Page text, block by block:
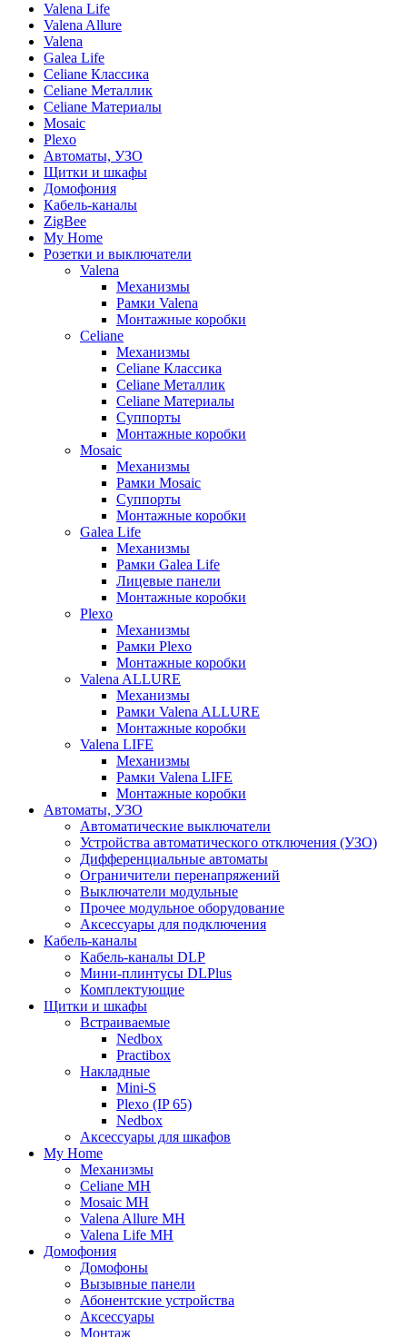
Valena Life
Valena Allure
Valena
Galea Life
Celiane Классика
Celiane Металлик
Celiane Материалы
Mosaic
Plexo
Автоматы, УЗО
Щитки и шкафы
Домофония
Кабель-каналы
ZigBee
My Home
Розетки и выключатели
Valena
Механизмы
Рамки Valena
Монтажные коробки
Celiane
Механизмы
Celiane Классика
Celiane Металлик
Celiane Материалы
Суппорты
Монтажные коробки
Mosaic
Механизмы
Рамки Mosaic
Суппорты
Монтажные коробки
Galea Life
Механизмы
Рамки Galea Life
Лицевые панели
Монтажные коробки
Plexo
Механизмы
Рамки Plexo
Монтажные коробки
Valena ALLURE
Механизмы
Рамки Valena ALLURE
Монтажные коробки
Valena LIFE
Механизмы
Рамки Valena LIFE
Монтажные коробки
Автоматы, УЗО
Автоматические выключатели
Устройства автоматического отключения (УЗО)
Дифференциальные автоматы
Ограничители перенапряжений
Выключатели модульные
Прочее модульное оборудование
Аксессуары для подключения
Кабель-каналы
Кабель-каналы DLP
Мини-плинтусы DLPlus
Комплектующие
Щитки и шкафы
Встраиваемые
Nedbox
Practibox
Накладные
Mini-S
Plexo (IP 65)
Nedbox
Аксессуары для шкафов
My Home
Механизмы
Celiane MH
Mosaic MH
Valena Allure MH
Valena Life MH
Домофония
Домофоны
Вызывные панели
Абонентские устройства
Аксессуары
Монтаж